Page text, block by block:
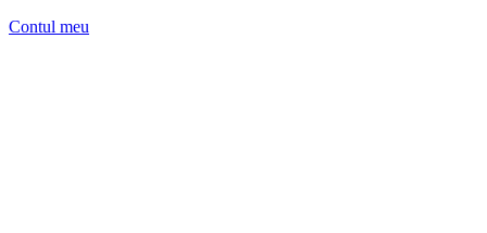
Contul meu